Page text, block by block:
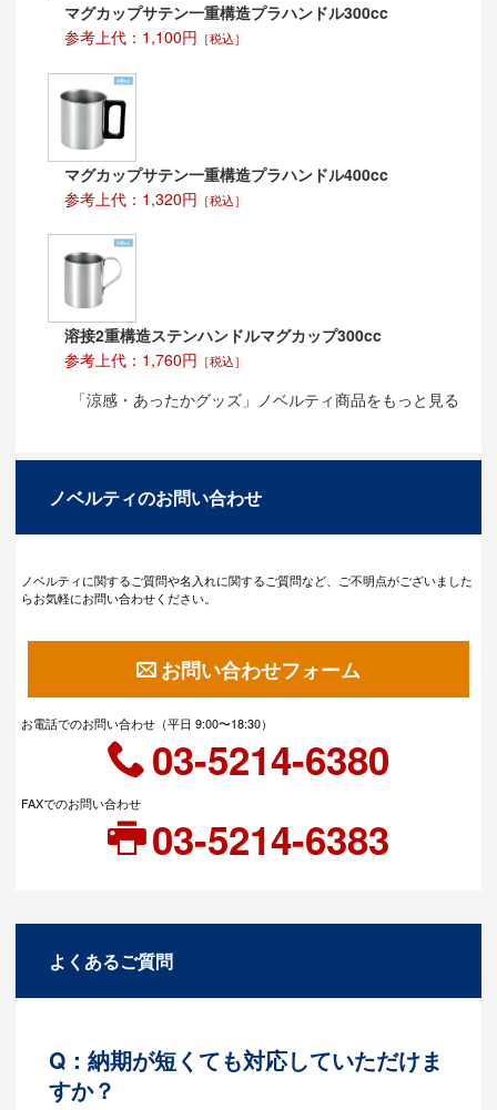
マグカップサテン一重構造プラハンドル300cc
参考上代：1,100円 ［税込］
マグカップサテン一重構造プラハンドル400cc
参考上代：1,320円 ［税込］
溶接2重構造ステンハンドルマグカップ300cc
参考上代：1,760円 ［税込］
「涼感・あったかグッズ」ノベルティ商品をもっと見る
ノベルティのお問い合わせ
ノベルティに関するご質問や名入れに関するご質問など、ご不明点がございました
らお気軽にお問い合わせください。
お問い合わせフォーム
お電話でのお問い合わせ（平日 9:00〜18:30）
03-5214-6380
FAXでのお問い合わせ
03-5214-6383
よくあるご質問
Q：納期が短くても対応していただけま
すか？